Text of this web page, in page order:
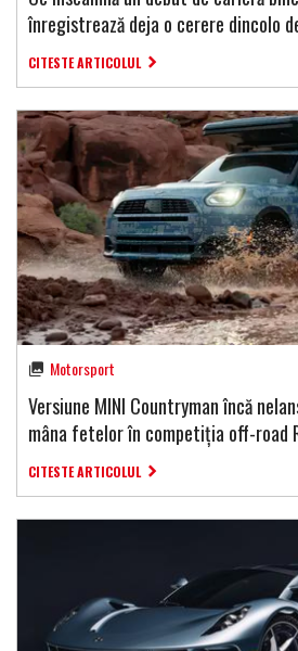
înregistrează deja o cerere dincolo
CITESTE ARTICOLUL
Motorsport
Versiune MINI Countryman încă
mâna fetelor în competiția off-road
CITESTE ARTICOLUL